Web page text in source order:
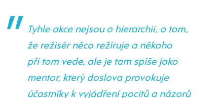
Tyhle akce nejsou o hierarchii, o tom,
že režisér něco režíruje a někoho
při tom vede, ale je tam spíše jako
mentor, který doslova provokuje
účastníky k vyjádření pocitů a názorů